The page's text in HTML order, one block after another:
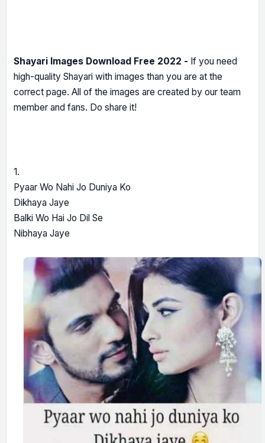
Shayari Images Download Free 2022 - If you need
high-quality Shayari with images than you are at the
correct page. All of the images are created by our team
member and fans. Do share it!
1.
Pyaar Wo Nahi Jo Duniya Ko
Dikhaya Jaye
Balki Wo Hai Jo Dil Se
Nibhaya Jaye